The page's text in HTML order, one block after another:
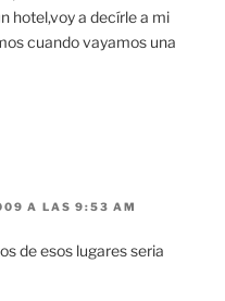
hotel,voy a decírle a mi
cuando vayamos una
A LAS 9:53 AM
de esos lugares seria